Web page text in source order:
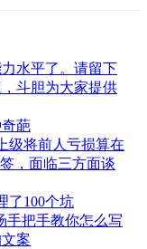
水平了。请留下
斗胆为大家提供
葩
级将前人亏损算在
，面临三方面谈
了100个坑
手把手教你怎么写
案